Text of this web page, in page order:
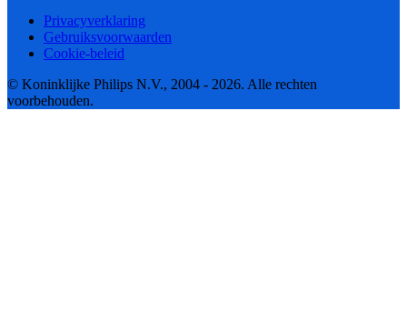
Privacyverklaring
Gebruiksvoorwaarden
Cookie-beleid
© Koninklijke Philips N.V., 2004 - 2026. Alle rechten
voorbehouden.